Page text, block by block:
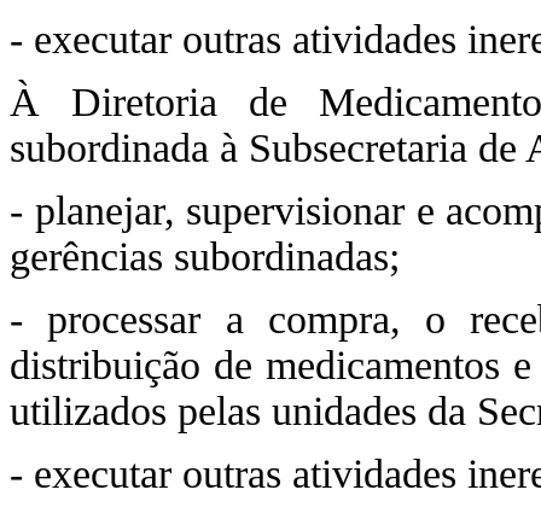
- executar outras atividades
À Diretoria de
subordinada à Subsecretaria
- planejar, supervisionar e
gerências subordinadas;
- processar a compra, o
distribuição de medicamentos
utilizados pelas unidades da
- executar outras atividades